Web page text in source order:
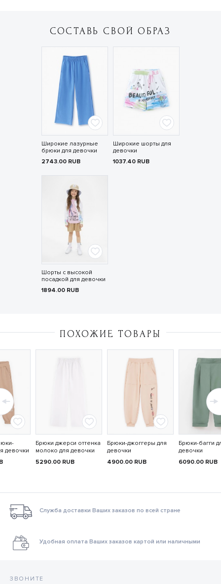
СОСТАВЬ СВОЙ ОБРАЗ
Широкие лазурные
брюки для девочки
2743.00 RUB
Широкие шорты для
девочки
1037.40 RUB
Шорты с высокой
посадкой для девочки
1894.00 RUB
ПОХОЖИЕ ТОВАРЫ
девочки
Брюки джерси оттенка
молоко для девочки
5290.00 RUB
Брюки-джоггеры для
девочки
4900.00 RUB
Брюки-багги
девочки
6090.00 RUB
Служба доставки Ваших заказов по всей стране
Удобная оплата Ваших заказов картой или наличными
ЗВОНИТЕ